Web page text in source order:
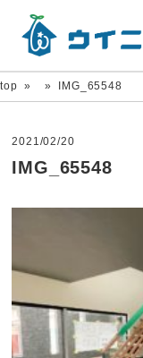
top » » IMG_65548
2021/02/20
IMG_65548